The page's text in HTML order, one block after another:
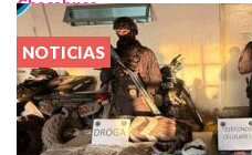
Chacabuco
NOTICIAS